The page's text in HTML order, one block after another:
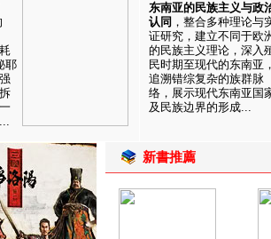
耶
东南亚的民族主义与政
认同 ，整合多种理论与
证研究，建立不同于欧
的民族主义理论，深入
民时期至现代的东南亚
追溯错综复杂的族群脉
络，展示现代东南亚国
及民族边界的形成...
新書推薦